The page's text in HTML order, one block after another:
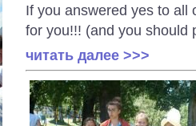
If you answered yes to all
for you!!! (and you should
читать далее >>>